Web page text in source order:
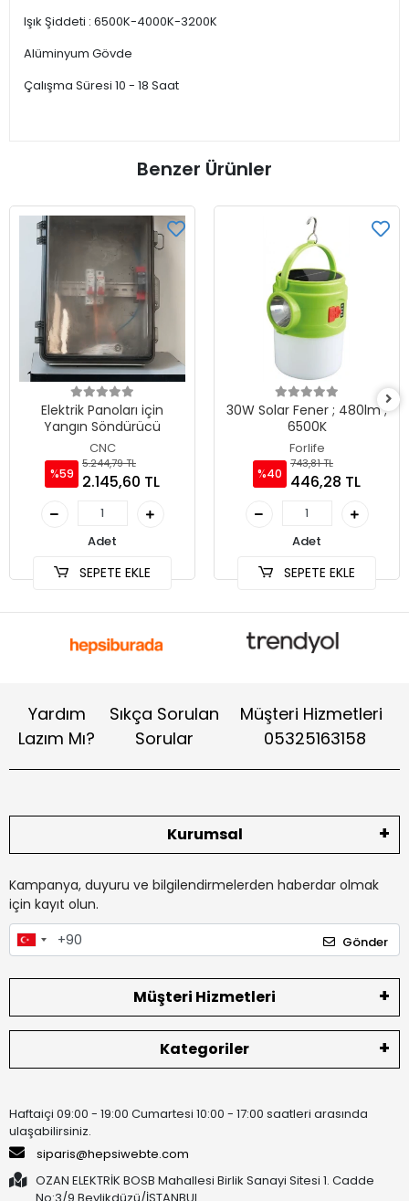
Işık Şiddeti : 6500K-4000K-3200K
Alüminyum Gövde
Çalışma Süresi 10 - 18 Saat
Benzer Ürünler
Elektrik Panoları için
Yangın Söndürücü
CNC
%59
5.244,79 TL
2.145,60 TL
Adet
SEPETE EKLE
30W Solar Fener ; 480lm ;
6500K
Forlife
%40
743,81 TL
446,28 TL
Adet
SEPETE EKLE
Yardım
Lazım Mı?
Sıkça Sorulan
Sorular
Müşteri Hizmetleri
05325163158
Kurumsal
Kampanya, duyuru ve bilgilendirmelerden haberdar olmak
için kayıt olun.
Gönder
Müşteri Hizmetleri
Kategoriler
Haftaiçi 09:00 - 19:00 Cumartesi 10:00 - 17:00 saatleri arasında
ulaşabilirsiniz.
siparis@hepsiwebte.com
OZAN ELEKTRİK BOSB Mahallesi Birlik Sanayi Sitesi 1. Cadde